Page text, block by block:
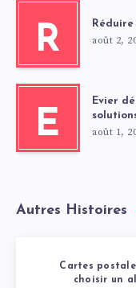
R août 2,
E
Evier
août 1,
Autres Histoires
Cartes
choisir un